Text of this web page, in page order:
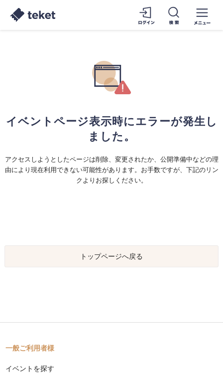
イベントページ表示時にエラーが発生し
ました。
アクセスしようとしたページは削除、変更されたか、公開準備中などの理
由により現在利用できない可能性があります。お手数ですが、下記のリン
クよりお探しください。
トップページへ戻る
一般ご利用者様
イベントを探す